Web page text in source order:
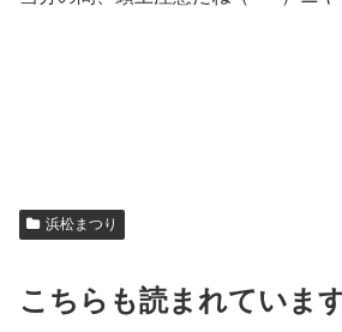
浜松まつり
こちらも読まれていま